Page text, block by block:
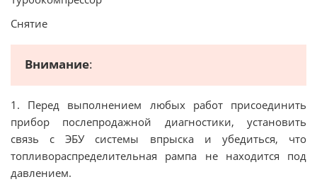
Снятие
Внимание:
1. Перед выполнением любых работ присоединить
прибор послепродажной диагностики, установить
связь с ЭБУ системы впрыска и убедиться, что
топливораспределительная рампа не находится под
давлением.